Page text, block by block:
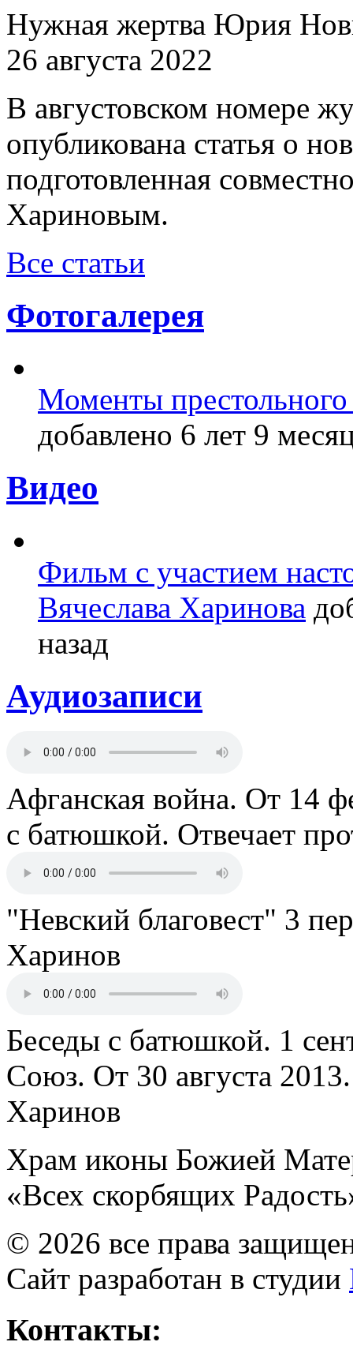
Нужная жертва Юрия
26 августа 2022
В августовском номере
опубликована статья о
подготовленная
Хариновым.
Все статьи
Фотогалерея
Моменты
добавлено 6 лет 9
Видео
Фильм с участием
Вячеслава Харинова
назад
Аудиозаписи
Афганская война. От 14
с батюшкой. Отвечает
"Невский благовест" 3
Харинов
Беседы с батюшкой. 1
Союз. От 30 августа
Харинов
Храм иконы Божией
«Всех скорбящих
© 2026 все права
Сайт разработан в студии
Контакты: